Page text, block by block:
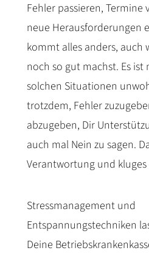
den Arbeitsweg
Ausgewogen
Eine
mit frischen
Kraft für den Tag.
Ausreichend
Sieben bis acht
füllen die
steigern die
Fehler passieren, Termine
neue Herausforderungen
kommt alles anders, auch
noch so gut machst. Es ist
solchen Situationen
trotzdem, Fehler
abzugeben, Dir
auch mal Nein zu sagen.
Verantwortung und
Stressmanagement und
Entspannungstechniken
Deine